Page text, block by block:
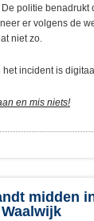
politie benadrukt
er volgens de
niet zo.
incident is
en mis niets!
midden